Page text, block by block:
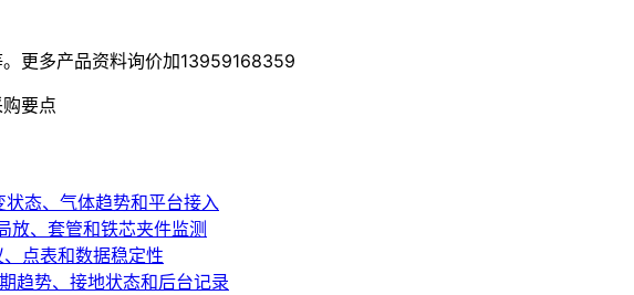
更多产品资料询价加13959168359
要点
态、气体趋势和平台接入
放、套管和铁芯夹件监测
点表和数据稳定性
趋势、接地状态和后台记录